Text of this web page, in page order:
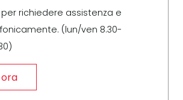
per richiedere assistenza e
(lun/ven 8.30-